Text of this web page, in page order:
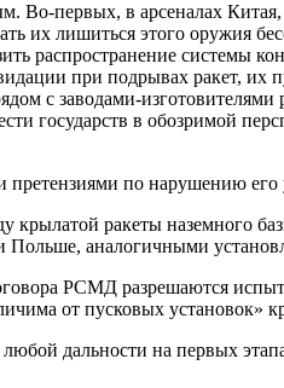
Во-первых, в арсеналах
их лишиться этого оружия
распространение системы
при подрывах ракет, их
с заводами-
государств в обозримой
по нарушению его
ракеты наземного
аналогичными
РСМД разрешаются
от пусковых установок»
дальности на первых